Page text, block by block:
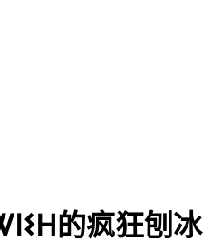
的疯狂刨冰